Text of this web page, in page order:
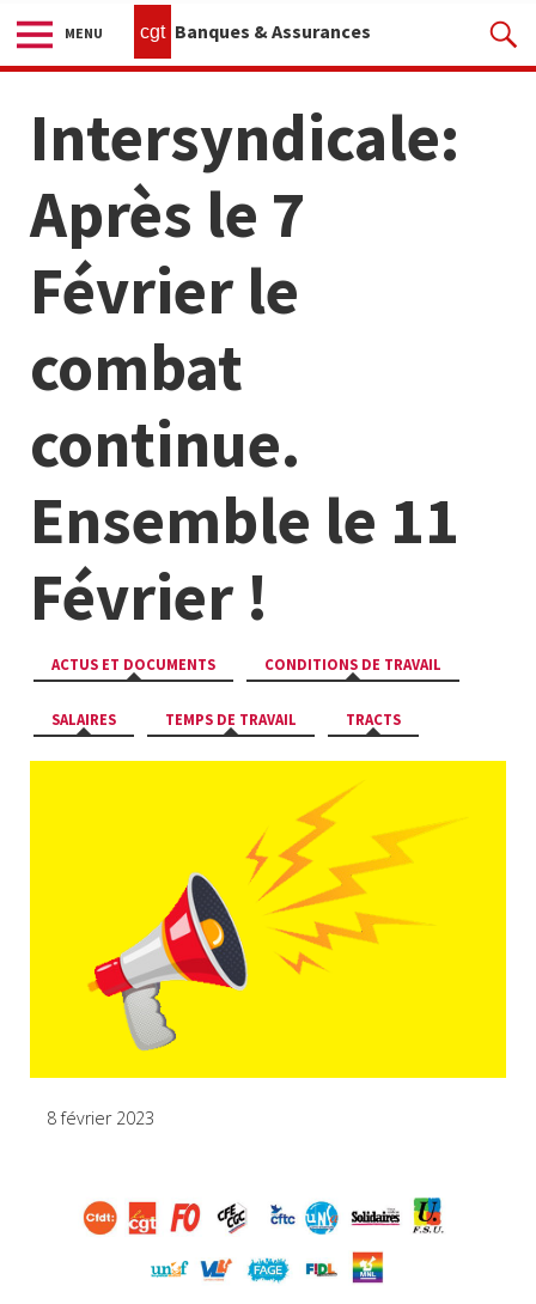
cgt Banques & Assurances
MENU
Intersyndicale:
Après le 7
Février le
combat
continue.
Ensemble le 11
Février !
ACTUS ET DOCUMENTS CONDITIONS DE TRAVAIL
SALAIRES TEMPS DE TRAVAIL TRACTS
8 février 2023